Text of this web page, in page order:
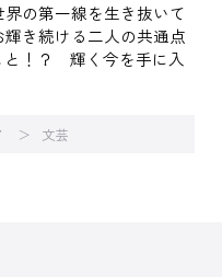
の第一線を生き抜いて
き続ける二人の共通点
と！？ 輝く今を手に入
文芸